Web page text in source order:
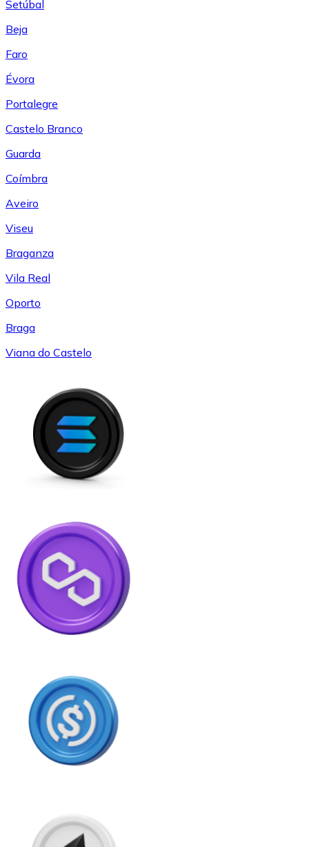
Setúbal
Beja
Faro
Évora
Portalegre
Castelo Branco
Guarda
Coímbra
Aveiro
Viseu
Braganza
Vila Real
Oporto
Braga
Viana do Castelo